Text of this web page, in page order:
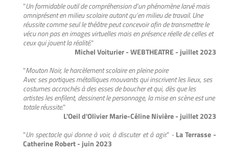
"Un formidable outil de compréhension d’un phénomène larvé mais
omniprésent en milieu scolaire autant qu’en milieu de travail. Une
réussite comme seul le théâtre peut concevoir afin de transmettre le
vécu non pas en images virtuelles mais en présence réelle de celles et
ceux qui jouent la réalité."
Michel Voiturier - WEBTHEATRE - juillet 2023
"Mouton Noir, le harcèlement scolaire en pleine poire
Avec ses portiques métalliques mouvants qui inscrivent les lieux, ses
costumes accrochés à des esses de boucher et qui, dès que les
artistes les enfilent, dessinent le personnage, la mise en scène est une
totale réussite."
L'Oeil d'Olivier Marie-Céline Nivière - juillet 2023
"Un spectacle qui donne à voir, à discuter et à agir." - La Terrasse -
Catherine Robert - juin 2023